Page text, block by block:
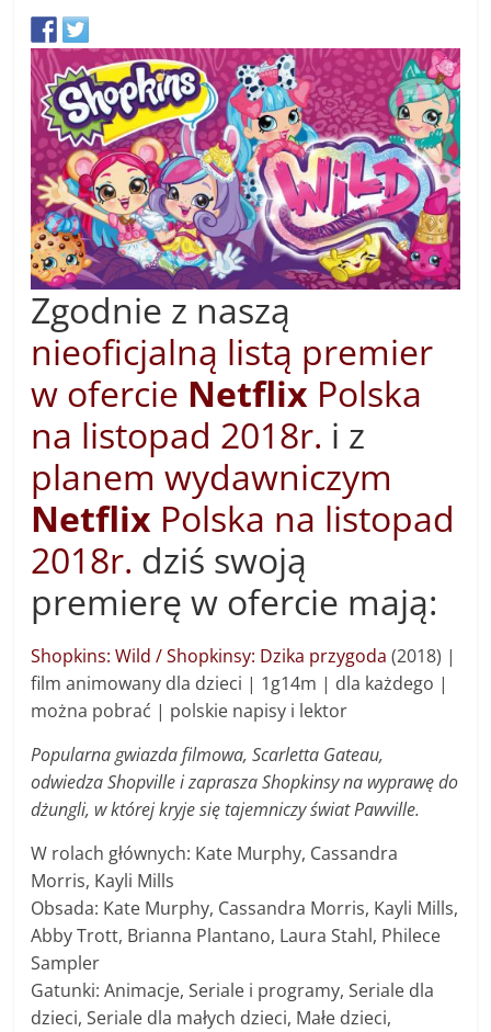
Zgodnie z naszą
nieoficjalną listą premier
w ofercie Netflix Polska
na listopad 2018r. i z
planem wydawniczym
Netflix Polska na listopad
2018r. dziś swoją
premierę w ofercie mają:
Shopkins: Wild / Shopkinsy: Dzika przygoda (2018) |
film animowany dla dzieci | 1g14m | dla każdego |
można pobrać | polskie napisy i lektor
Popularna gwiazda filmowa, Scarletta Gateau,
odwiedza Shopville i zaprasza Shopkinsy na wyprawę do
dżungli, w której kryje się tajemniczy świat Pawville.
W rolach głównych: Kate Murphy, Cassandra
Morris, Kayli Mills
Obsada: Kate Murphy, Cassandra Morris, Kayli Mills,
Abby Trott, Brianna Plantano, Laura Stahl, Philece
Sampler
Gatunki: Animacje, Seriale i programy, Seriale dla
dzieci, Seriale dla małych dzieci, Małe dzieci,